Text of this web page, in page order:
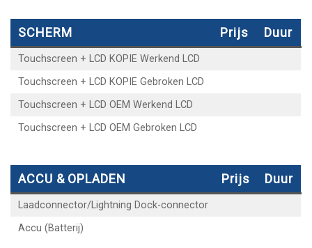
SCHERM Prijs Duur
Touchscreen + LCD KOPIE Werkend LCD
Touchscreen + LCD KOPIE Gebroken LCD
Touchscreen + LCD OEM Werkend LCD
Touchscreen + LCD OEM Gebroken LCD
ACCU & OPLADEN Prijs Duur
Laadconnector/Lightning Dock-connector
Accu (Batterij)